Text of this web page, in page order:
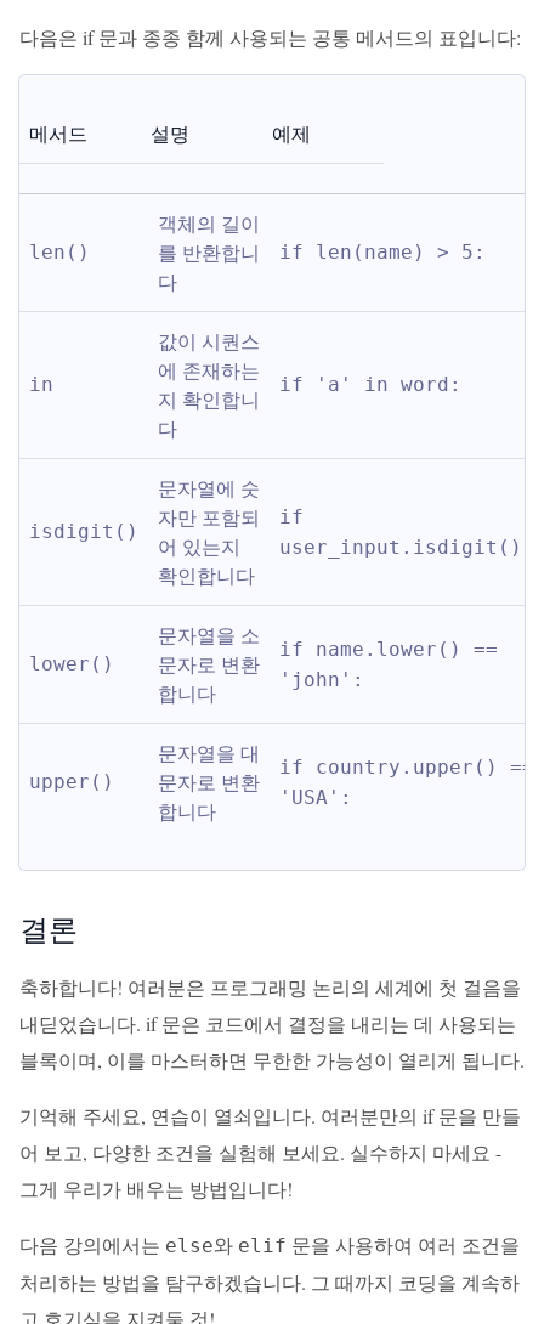
다음은 if 문과 종종 함께 사용되는 공통 메서드의 표입니다:
메서드 설명 예제
len()
객체의 길이
를 반환합니
다
if len(name) > 5:
in
값이 시퀀스
에 존재하는
지 확인합니
다
if 'a' in word:
isdigit()
문자열에 숫
자만 포함되
어 있는지
확인합니다
if
user_input.isdigit():
lower()
문자열을 소
문자로 변환
합니다
if name.lower() ==
'john':
upper()
문자열을 대
문자로 변환
합니다
if country.upper() ==
'USA':
결론
축하합니다! 여러분은 프로그래밍 논리의 세계에 첫 걸음을
내딛었습니다. if 문은 코드에서 결정을 내리는 데 사용되는
블록이며, 이를 마스터하면 무한한 가능성이 열리게 됩니다.
기억해 주세요, 연습이 열쇠입니다. 여러분만의 if 문을 만들
어 보고, 다양한 조건을 실험해 보세요. 실수하지 마세요 -
그게 우리가 배우는 방법입니다!
다음 강의에서는 else와 elif 문을 사용하여 여러 조건을
처리하는 방법을 탐구하겠습니다. 그 때까지 코딩을 계속하
고 호기심을 지켜둘 것!